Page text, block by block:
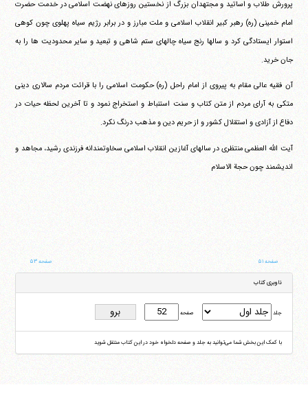
پرورش طلاب و اساتید و مجتهدان بزرگ از نخستین روزهای نهضت اسلامی در خدمت حضرت
امام خمینی (ره) رهبر کبیر انقلاب اسلامی و ملت مبارز و در برابر رژیم سیاه پهلوی چون کوهی
استوار ایستادگی کرد و سالها رنج سیاه چالهای ستم شاهی و تبعید و سایر محدودیت ها را به
جان خرید.
آن فقیه عالی مقام به پیروی از امام راحل (ره) حکومت اسلامی را با قرائت مردم سالاری دینی
متکی به آرای مردم از متن کتاب و سنت استنباط و استخراج نمود و تا آخرین لحظه حیات در
دفاع از آزادی و استقلال کشور و از حریم دین و مذهب درنگ نکرد.
آیت الله العظمی منتظری در سالهای آغازین انقلاب اسلامی سخاوتمندانه فرزندی رشید، مجاهد و
اندیشمند چون حجة الاسلام
صفحه ۵۱ صفحه ۵۳
ناوبری کتاب
جلد صفحه
با کمک این بخش شما می‌توانید به جلد و صفحه دلخواه خود در این کتاب منتقل شوید